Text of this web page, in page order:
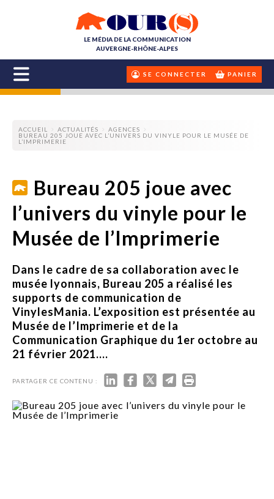
LE MÉDIA DE LA COMMUNICATION
AUVERGNE-RHÔNE-ALPES
SE CONNECTER PANIER
ACCUEIL ACTUALITÉS
AGENCES
BUREAU 205 JOUE AVEC L’UNIVERS DU VINYLE POUR LE MUSÉE DE
L’IMPRIMERIE
Bureau 205 joue avec
l’univers du vinyle pour le
Musée de l’Imprimerie
Dans le cadre de sa collaboration avec le
musée lyonnais, Bureau 205 a réalisé les
supports de communication de
VinylesMania. L’exposition est présentée au
Musée de l’Imprimerie et de la
Communication Graphique du 1er octobre au
21 février 2021....
PARTAGER CE CONTENU :